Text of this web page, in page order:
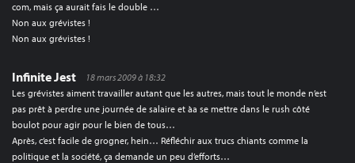
com, mais ça aurait fais le double …
Non aux grévistes !
Non aux grévistes !
Infinite Jest
18 mars 2009 à 18:32
Les grévistes aiment travailler autant que les autres, mais tout le monde n’est
pas prêt à perdre une journée de salaire et àa se mettre dans le rush côté
boulot pour agir pour le bien de tous…
Après, c’est facile de grogner, hein… Réfléchir aux trucs chiants comme la
politique et la société, ça demande un peu d’efforts…